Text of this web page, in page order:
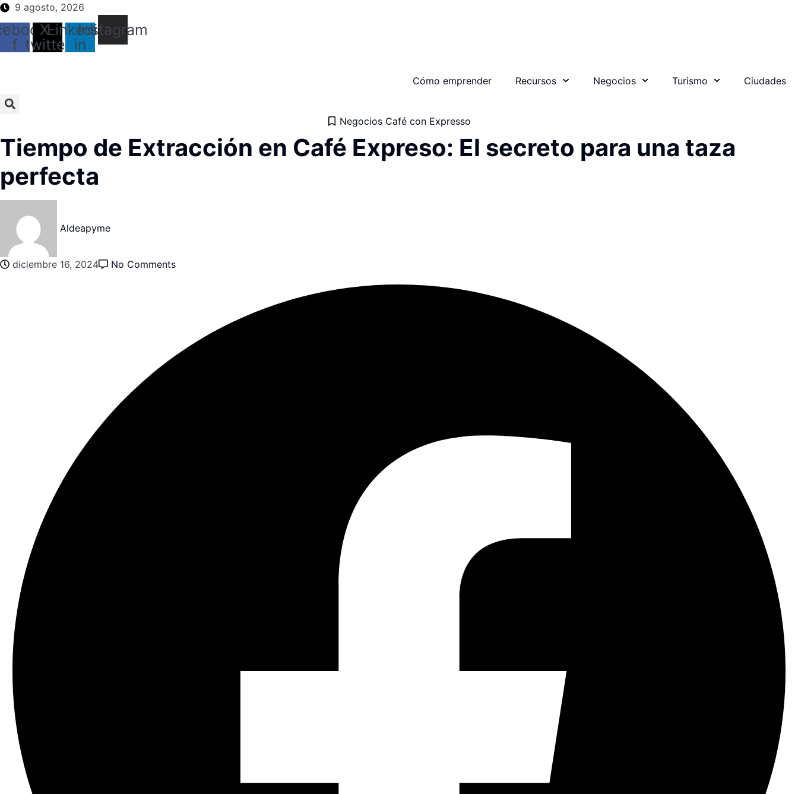
Saltar
al
contenido
9 agosto, 2026
f
X-
twitter
Linkedin-
in
Instagram
Cómo emprender Recursos Negocios Turismo Ciudades
Negocios Café con Expresso
Tiempo de Extracción en Café Expreso: El secreto para una taza
perfecta
Aldeapyme
diciembre 16, 2024 No Comments